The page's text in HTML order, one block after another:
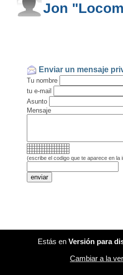
Jon
Enviar un mensaje
Tu nombre
tu e-mail
Asunto
Mensaje
(escribe el codigo que te aparece en la
Estás en Versión para
Cambiar a la